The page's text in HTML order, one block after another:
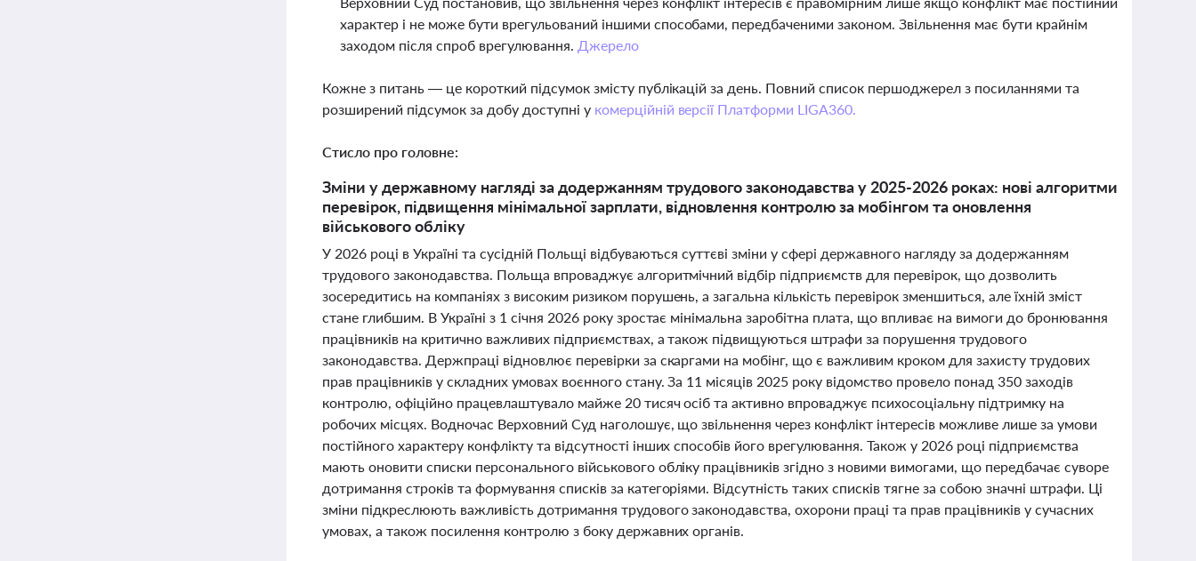
характер і не може бути врегульований іншими способами, передбаченими законом. Звільнення має бути крайнім
заходом після спроб врегулювання. Джерело
Кожне з питань — це короткий підсумок змісту публікацій за день. Повний список першоджерел з посиланнями та
розширений підсумок за добу доступні у комерційній версії Платформи LIGA360.
Стисло про головне:
Зміни у державному нагляді за додержанням трудового законодавства у 2025-2026 роках: нові алгоритми
перевірок, підвищення мінімальної зарплати, відновлення контролю за мобінгом та оновлення
військового обліку
У 2026 році в Україні та сусідній Польщі відбуваються суттєві зміни у сфері державного нагляду за додержанням
трудового законодавства. Польща впроваджує алгоритмічний відбір підприємств для перевірок, що дозволить
зосередитись на компаніях з високим ризиком порушень, а загальна кількість перевірок зменшиться, але їхній зміст
стане глибшим. В Україні з 1 січня 2026 року зростає мінімальна заробітна плата, що впливає на вимоги до бронювання
працівників на критично важливих підприємствах, а також підвищуються штрафи за порушення трудового
законодавства. Держпраці відновлює перевірки за скаргами на мобінг, що є важливим кроком для захисту трудових
прав працівників у складних умовах воєнного стану. За 11 місяців 2025 року відомство провело понад 350 заходів
контролю, офіційно працевлаштувало майже 20 тисяч осіб та активно впроваджує психосоціальну підтримку на
робочих місцях. Водночас Верховний Суд наголошує, що звільнення через конфлікт інтересів можливе лише за умови
постійного характеру конфлікту та відсутності інших способів його врегулювання. Також у 2026 році підприємства
мають оновити списки персонального військового обліку працівників згідно з новими вимогами, що передбачає суворе
дотримання строків та формування списків за категоріями. Відсутність таких списків тягне за собою значні штрафи. Ці
зміни підкреслюють важливість дотримання трудового законодавства, охорони праці та прав працівників у сучасних
умовах, а також посилення контролю з боку державних органів.